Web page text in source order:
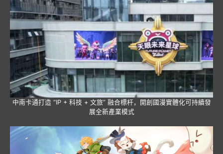
中南卡通打造 “IP + 科技 + 文旅” 融合標杆，開創國漫實體化可持續發
展全新產業模式